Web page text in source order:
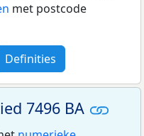
met postcode
Definities
7496 BA